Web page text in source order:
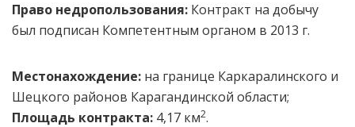
Право недропользования: Контракт на добычу
был подписан Компетентным органом в 2013 г.
Местонахождение: на границе Каркаралинского и
Шецкого районов Карагандинской области;
Площадь контракта: 4,17 км2.